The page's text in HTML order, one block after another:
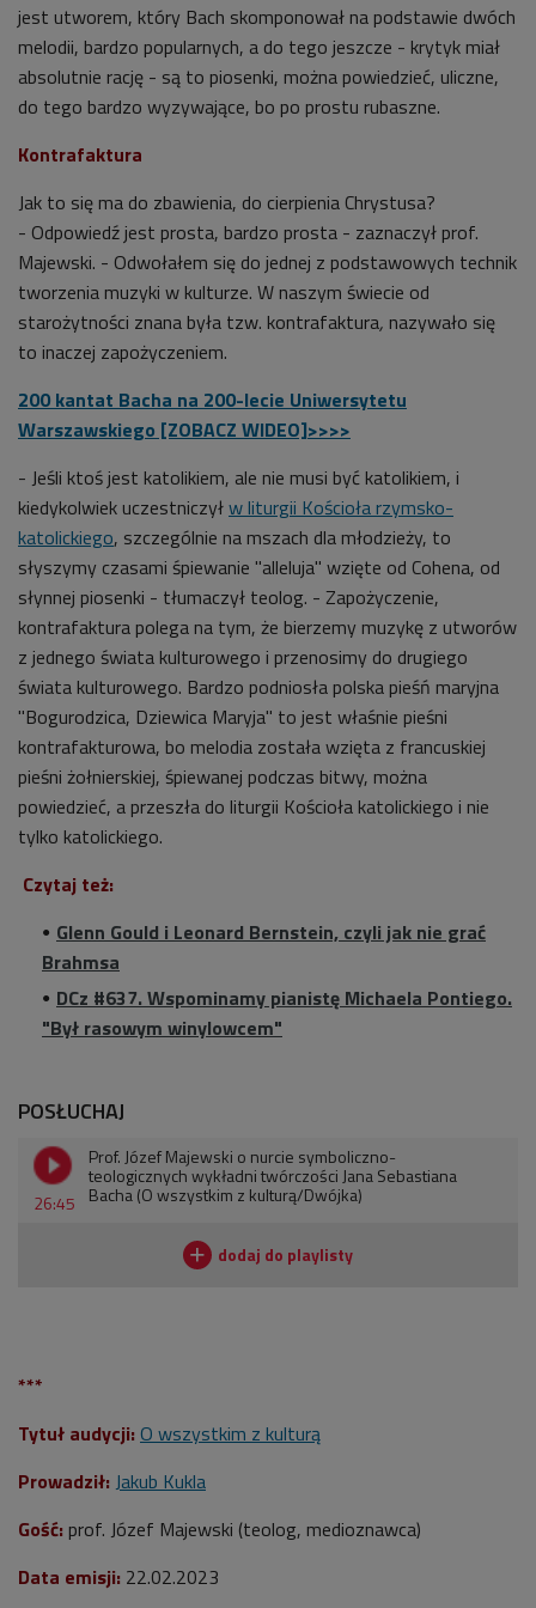
jest utworem, który Bach skomponował na podstawie dwóch
melodii, bardzo popularnych, a do tego jeszcze - krytyk miał
absolutnie rację - są to piosenki, można powiedzieć, uliczne,
do tego bardzo wyzywające, bo po prostu rubaszne.
Kontrafaktura
Jak to się ma do zbawienia, do cierpienia Chrystusa?
- Odpowiedź jest prosta, bardzo prosta - zaznaczył prof.
Majewski. - Odwołałem się do jednej z podstawowych technik
tworzenia muzyki w kulturze. W naszym świecie od
starożytności znana była tzw. kontrafaktura, nazywało się
to inaczej zapożyczeniem.
200 kantat Bacha na 200-lecie Uniwersytetu
Warszawskiego [ZOBACZ WIDEO]>>>>
- Jeśli ktoś jest katolikiem, ale nie musi być katolikiem, i
kiedykolwiek uczestniczyłw liturgii Kościoła rzymsko-
katolickiego, szczególnie na mszach dla młodzieży, to
słyszymy czasami śpiewanie "alleluja" wzięte od Cohena, od
słynnej piosenki - tłumaczył teolog. - Zapożyczenie,
kontrafaktura polega na tym, że bierzemy muzykę z utworów
z jednego świata kulturowego i przenosimy do drugiego
świata kulturowego. Bardzo podniosła polska pieśń maryjna
"Bogurodzica, Dziewica Maryja" to jest właśnie pieśni
kontrafakturowa, bo melodia została wzięta z francuskiej
pieśni żołnierskiej, śpiewanej podczas bitwy, można
powiedzieć, a przeszła do liturgii Kościoła katolickiego i nie
tylko katolickiego.
Czytaj też:
Glenn Gould i Leonard Bernstein, czyli jak nie grać
Brahmsa
DCz #637. Wspominamy pianistę Michaela Pontiego.
"Był rasowym winylowcem"
POSŁUCHAJ
26:45
Prof. Józef Majewski o nurcie symboliczno-
teologicznych wykładni twórczości Jana Sebastiana
Bacha (O wszystkim z kulturą/Dwójka)
***
Tytuł audycji: O wszystkim z kulturą
Prowadził: Jakub Kukla
Gość: prof. Józef Majewski (teolog, medioznawca)
Data emisji: 22.02.2023